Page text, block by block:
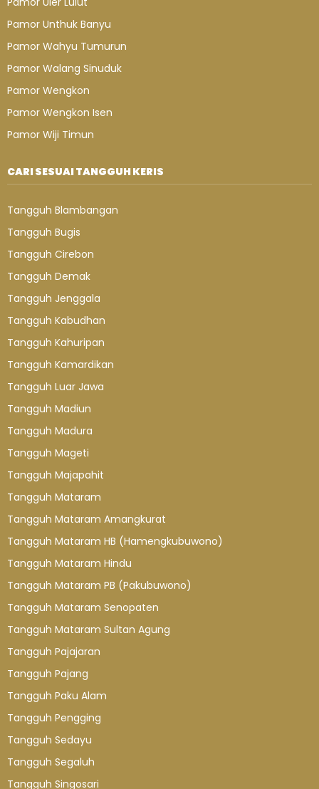
Pamor Unthuk Banyu
Pamor Wahyu Tumurun
Pamor Walang Sinuduk
Pamor Wengkon
Pamor Wengkon Isen
Pamor Wiji Timun
CARI SESUAI TANGGUH KERIS
Tangguh Blambangan
Tangguh Bugis
Tangguh Cirebon
Tangguh Demak
Tangguh Jenggala
Tangguh Kabudhan
Tangguh Kahuripan
Tangguh Kamardikan
Tangguh Luar Jawa
Tangguh Madiun
Tangguh Madura
Tangguh Mageti
Tangguh Majapahit
Tangguh Mataram
Tangguh Mataram Amangkurat
Tangguh Mataram HB (Hamengkubuwono)
Tangguh Mataram Hindu
Tangguh Mataram PB (Pakubuwono)
Tangguh Mataram Senopaten
Tangguh Mataram Sultan Agung
Tangguh Pajajaran
Tangguh Pajang
Tangguh Paku Alam
Tangguh Pengging
Tangguh Sedayu
Tangguh Segaluh
Tangguh Singosari